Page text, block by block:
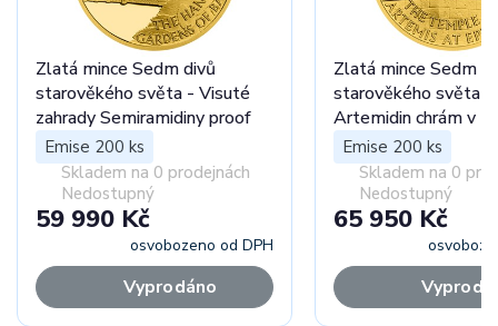
Zlatá mince Sedm divů
starověkého světa - Visuté
zahrady Semiramidiny proof
Emise 200 ks
Skladem na 0 prodejnách
Nedostupný
59 990 Kč
osvobozeno od DPH
Vyprodáno
Zlatá mince Sedm
starověkého světa -
Artemidin chrám v
proof
Emise 200 ks
Skladem na 0
Nedostupný
65 950 Kč